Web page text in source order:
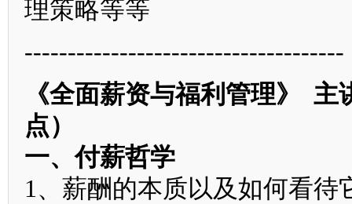
理策略等等
-------------------------------------
《全面薪资与福利管理》
点）
一、付薪哲学
1、薪酬的本质以及如何看待